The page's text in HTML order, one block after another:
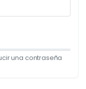
una contraseña